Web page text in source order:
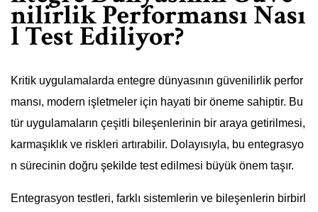
nilirlik Performansı Nası
l Test Ediliyor?
Kritik uygulamalarda entegre dünyasının güvenilirlik perfor
mansı, modern işletmeler için hayati bir öneme sahiptir. Bu
tür uygulamaların çeşitli bileşenlerinin bir araya getirilmesi,
karmaşıklık ve riskleri artırabilir. Dolayısıyla, bu entegrasyo
n sürecinin doğru şekilde test edilmesi büyük önem taşır.
Entegrasyon testleri, farklı sistemlerin ve bileşenlerin birbirl